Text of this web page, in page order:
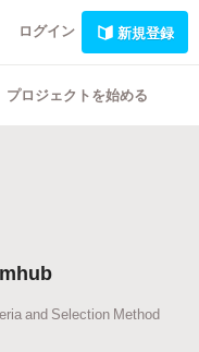
ログイン 新規登録
プロジェクトを始める
and Selection Method